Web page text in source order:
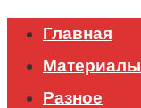
Главная
Материалы
Разное